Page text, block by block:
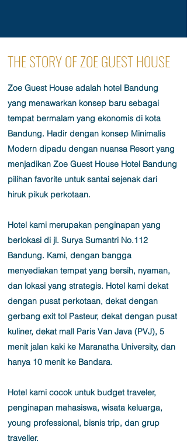
THE STORY OF ZOE GUEST HOUSE
Zoe Guest House adalah hotel Bandung
yang menawarkan konsep baru sebagai
tempat bermalam yang ekonomis di kota
Bandung. Hadir dengan konsep Minimalis
Modern dipadu dengan nuansa Resort yang
menjadikan Zoe Guest House Hotel Bandung
pilihan favorite untuk santai sejenak dari
hiruk pikuk perkotaan.
Hotel kami merupakan penginapan yang
berlokasi di jl. Surya Sumantri No.112
Bandung. Kami, dengan bangga
menyediakan tempat yang bersih, nyaman,
dan lokasi yang strategis. Hotel kami dekat
dengan pusat perkotaan, dekat dengan
gerbang exit tol Pasteur, dekat dengan pusat
kuliner, dekat mall Paris Van Java (PVJ), 5
menit jalan kaki ke Maranatha University, dan
hanya 10 menit ke Bandara.
Hotel kami cocok untuk budget traveler,
penginapan mahasiswa, wisata keluarga,
young professional, bisnis trip, dan grup
traveller.